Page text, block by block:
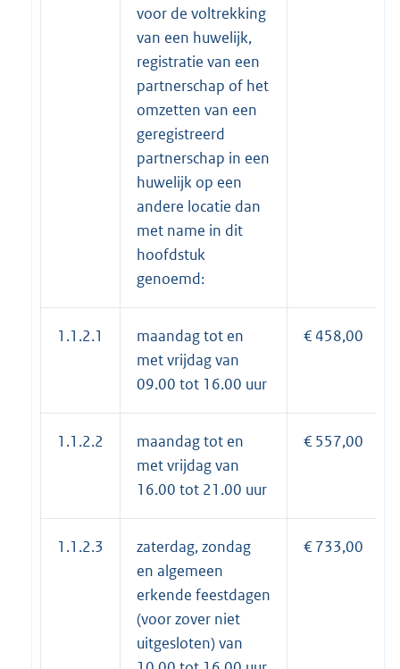
voor de voltrekking
van een huwelijk,
registratie van een
partnerschap of het
omzetten van een
geregistreerd
partnerschap in een
huwelijk op een
andere locatie dan
met name in dit
hoofdstuk
genoemd:
1.1.2.1
maandag tot en
met vrijdag van
09.00 tot 16.00 uur
€ 458,00
1.1.2.2
maandag tot en
met vrijdag van
16.00 tot 21.00 uur
€ 557,00
1.1.2.3
zaterdag, zondag
en algemeen
erkende feestdagen
(voor zover niet
uitgesloten) van
€ 733,00